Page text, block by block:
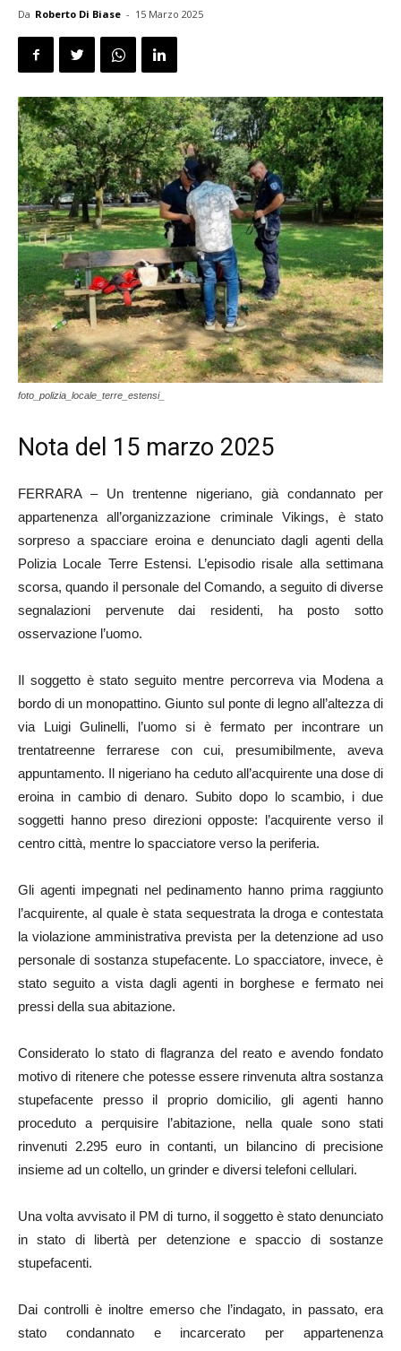
Da Roberto Di Biase - 15 Marzo 2025
foto_polizia_locale_terre_estensi_
Nota del 15 marzo 2025
FERRARA – Un trentenne nigeriano, già condannato per
appartenenza all’organizzazione criminale Vikings, è stato
sorpreso a spacciare eroina e denunciato dagli agenti della
Polizia Locale Terre Estensi. L’episodio risale alla settimana
scorsa, quando il personale del Comando, a seguito di diverse
segnalazioni pervenute dai residenti, ha posto sotto
osservazione l’uomo.
Il soggetto è stato seguito mentre percorreva via Modena a
bordo di un monopattino. Giunto sul ponte di legno all’altezza di
via Luigi Gulinelli, l’uomo si è fermato per incontrare un
trentatreenne ferrarese con cui, presumibilmente, aveva
appuntamento. Il nigeriano ha ceduto all’acquirente una dose di
eroina in cambio di denaro. Subito dopo lo scambio, i due
soggetti hanno preso direzioni opposte: l’acquirente verso il
centro città, mentre lo spacciatore verso la periferia.
Gli agenti impegnati nel pedinamento hanno prima raggiunto
l’acquirente, al quale è stata sequestrata la droga e contestata
la violazione amministrativa prevista per la detenzione ad uso
personale di sostanza stupefacente. Lo spacciatore, invece, è
stato seguito a vista dagli agenti in borghese e fermato nei
pressi della sua abitazione.
Considerato lo stato di flagranza del reato e avendo fondato
motivo di ritenere che potesse essere rinvenuta altra sostanza
stupefacente presso il proprio domicilio, gli agenti hanno
proceduto a perquisire l’abitazione, nella quale sono stati
rinvenuti 2.295 euro in contanti, un bilancino di precisione
insieme ad un coltello, un grinder e diversi telefoni cellulari.
Una volta avvisato il PM di turno, il soggetto è stato denunciato
in stato di libertà per detenzione e spaccio di sostanze
stupefacenti.
Dai controlli è inoltre emerso che l’indagato, in passato, era
stato condannato e incarcerato per appartenenza